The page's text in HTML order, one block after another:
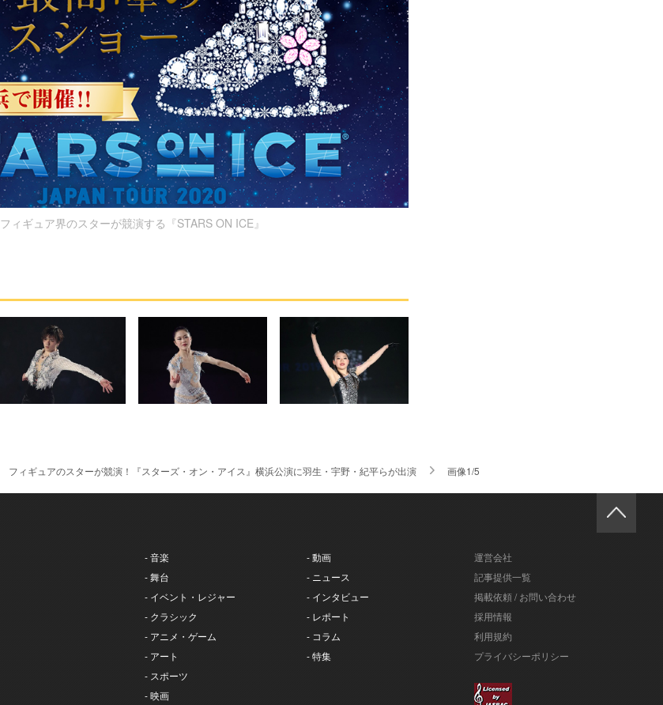
フィギュア界のスターが競演する『STARS ON ICE』
フィギュアのスターが競演！『スターズ・オン・アイス』横浜公演に羽生・宇野・紀平らが出演 画像1/5
- 音楽
- 舞台
- イベント・レジャー
- クラシック
- アニメ・ゲーム
- アート
- スポーツ
- 映画
- 動画
- ニュース
- インタビュー
- レポート
- コラム
- 特集
運営会社
記事提供一覧
掲載依頼 / お問い合わせ
採用情報
利用規約
プライバシーポリシー